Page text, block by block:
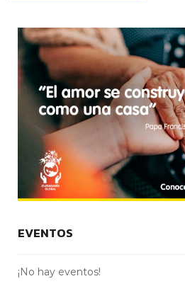
EVENTOS
¡No hay eventos!